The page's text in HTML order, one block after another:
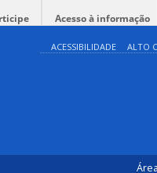
Acesso à informação
ACESSIBILIDADE ALTO